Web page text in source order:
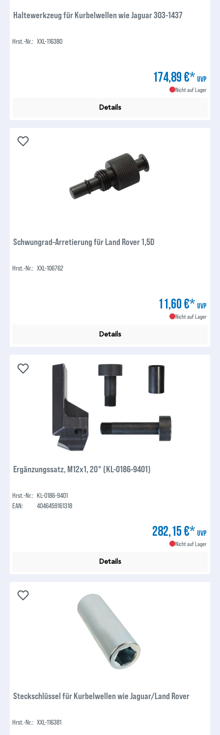
Haltewerkzeug für Kurbelwellen wie Jaguar 303-1437
Hrst.-Nr.: XXL-116380
174,89 €* UVP
Nicht auf Lager
Details
Schwungrad-Arretierung für Land Rover 1,5D
Hrst.-Nr.: XXL-106762
11,60 €* UVP
Nicht auf Lager
Details
Ergänzungssatz, M12x1, 20° (KL-0186-9401)
Hrst.-Nr.: KL-0186-9401
EAN:
4046459161318
282,15 €* UVP
Nicht auf Lager
Details
Steckschlüssel für Kurbelwellen wie Jaguar/Land Rover
Hrst.-Nr.: XXL-116381